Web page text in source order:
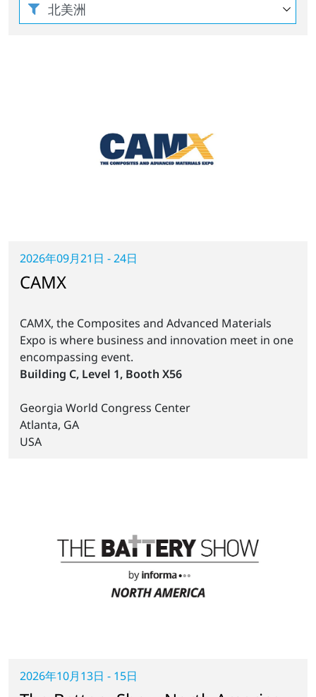
2026年09月21日 - 24日
CAMX
CAMX, the Composites and Advanced Materials
Expo is where business and innovation meet in one
encompassing event.
Building C, Level 1, Booth X56
Georgia World Congress Center
Atlanta, GA
USA
2026年10月13日 - 15日